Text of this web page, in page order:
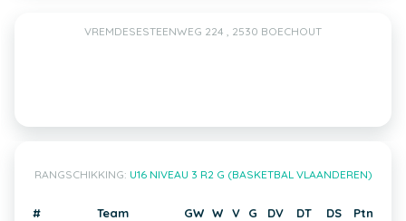
VREMDESESTEENWEG 224 , 2530 BOECHOUT
RANGSCHIKKING: U16 NIVEAU 3 R2 G (BASKETBAL VLAANDEREN)
# Team GW W V G DV DT DS Ptn